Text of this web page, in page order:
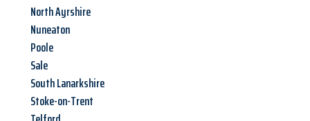
North Ayrshire
Nuneaton
Poole
Sale
South Lanarkshire
Stoke-on-Trent